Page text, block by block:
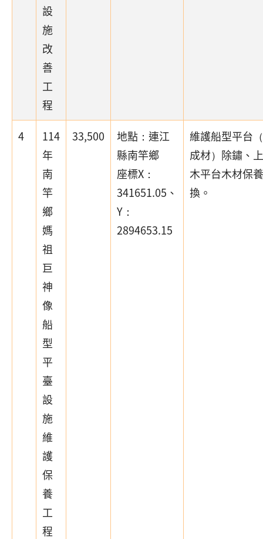
設
施
改
善
工
程
4
114
年
南
竿
鄉
媽
祖
巨
神
像
船
型
平
臺
設
施
維
護
保
養
工
程
33,500
地點：連江
縣南竿鄉
座標X：
341651.05、
Y：
2894653.15
維護船型平台
成材）除鏽、
木平台木材保
換。